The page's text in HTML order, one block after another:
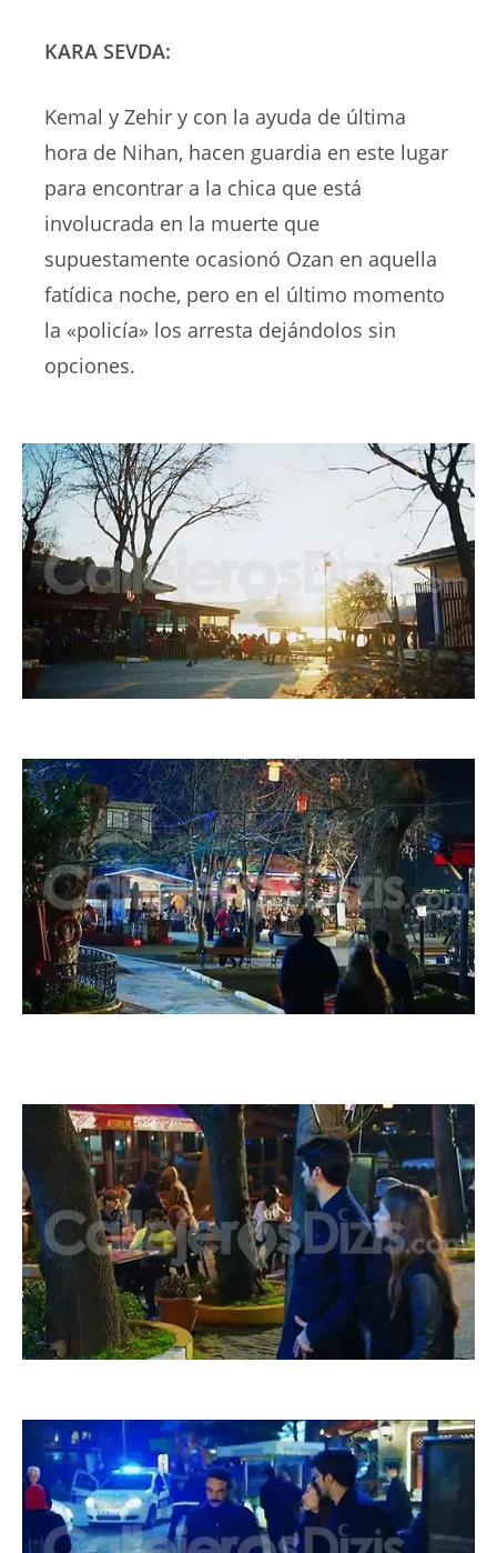
KARA SEVDA:
Kemal y Zehir y con la ayuda de última
hora de Nihan, hacen guardia en este lugar
para encontrar a la chica que está
involucrada en la muerte que
supuestamente ocasionó Ozan en aquella
fatídica noche, pero en el último momento
la «policía» los arresta dejándolos sin
opciones.